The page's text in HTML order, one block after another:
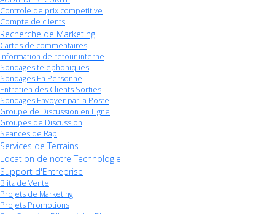
Controle de prix competitive
Compte de clients
Recherche de Marketing
Cartes de commentaires
Information de retour interne
Sondages telephoniques
Sondages En Personne
Entretien des Clients Sorties
Sondages Envoyer par la Poste
Groupe de Discussion en Ligne
Groupes de Discussion
Seances de Rap
Services de Terrains
Location de notre Technologie
Support d'Entreprise
Blitz de Vente
Projets de Marketing
Projets Promotions